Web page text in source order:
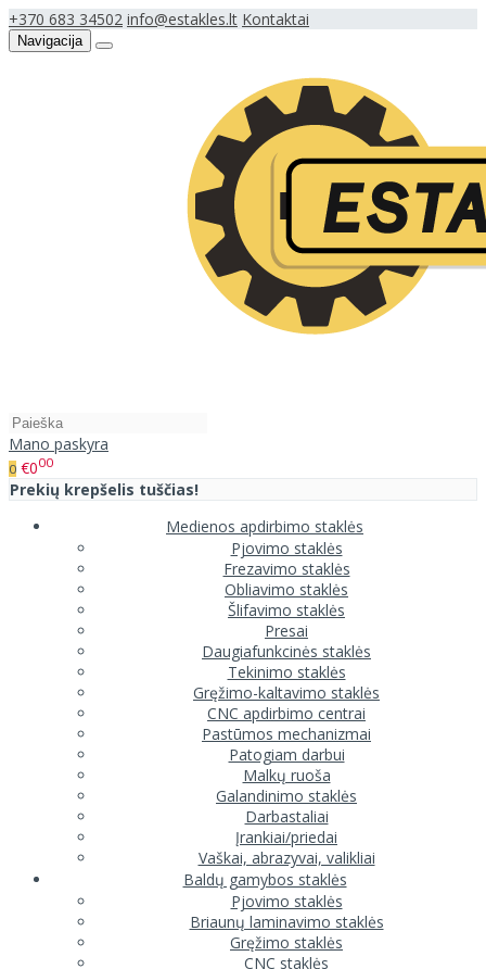
+370 683 34502 info@estakles.lt Kontaktai
Navigacija
Mano paskyra
0 €000
Prekių krepšelis tuščias!
Medienos apdirbimo staklės
Pjovimo staklės
Frezavimo staklės
Obliavimo staklės
Šlifavimo staklės
Presai
Daugiafunkcinės staklės
Tekinimo staklės
Gręžimo-kaltavimo staklės
CNC apdirbimo centrai
Pastūmos mechanizmai
Patogiam darbui
Malkų ruoša
Galandinimo staklės
Darbastaliai
Įrankiai/priedai
Vaškai, abrazyvai, valikliai
Baldų gamybos staklės
Pjovimo staklės
Briaunų laminavimo staklės
Gręžimo staklės
CNC staklės